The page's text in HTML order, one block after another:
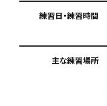
練習日・練習時間
主な練習場所